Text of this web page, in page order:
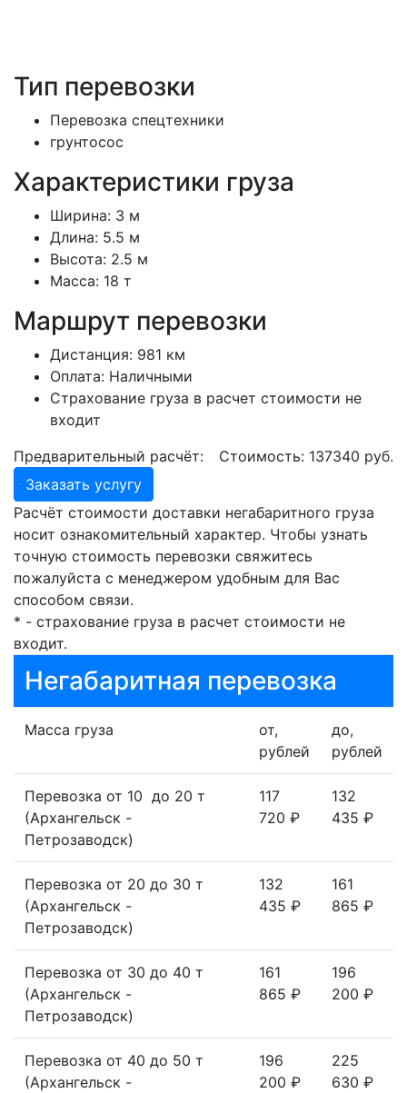
Тип перевозки
Перевозка спецтехники
грунтосос
Характеристики груза
Ширина: 3 м
Длина: 5.5 м
Высота: 2.5 м
Масса: 18 т
Маршрут перевозки
Дистанция: 981 км
Оплата: Наличными
Страхование груза в расчет стоимости не
входит
Предварительный расчёт:
Стоимость: 137340 руб.
Заказать услугу
Расчёт стоимости доставки негабаритного груза
носит ознакомительный характер. Чтобы узнать
точную стоимость перевозки свяжитесь
пожалуйста с менеджером удобным для Вас
способом связи.
* - страхование груза в расчет стоимости не
входит.
Негабаритная перевозка
Масса груза
от,
рублей
до,
рублей
Перевозка от 10 до 20 т
(Архангельск -
Петрозаводск)
117
720 ₽
132
435 ₽
Перевозка от 20 до 30 т
(Архангельск -
Петрозаводск)
132
435 ₽
161
865 ₽
Перевозка от 30 до 40 т
(Архангельск -
Петрозаводск)
161
865 ₽
196
200 ₽
Перевозка от 40 до 50 т
(Архангельск -
196
200 ₽
225
630 ₽